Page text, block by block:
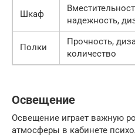
Шкаф
надежность,
Полки
Прочность,
количество
Освещение
Освещение играет важную
атмосферы в кабинете